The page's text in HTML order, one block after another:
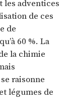
adventices
de ces
de
60 %. La
la chimie
raisonne
légumes de